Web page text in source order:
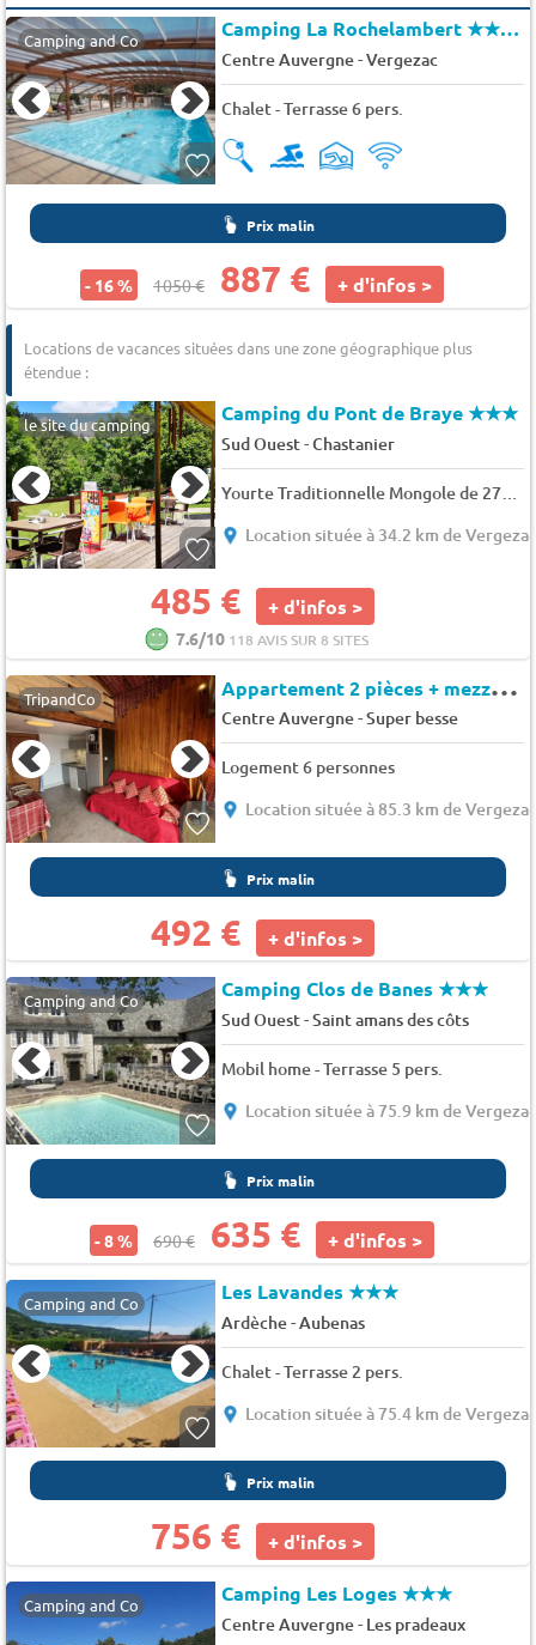
Camping and Co Camping La Rochelambert★★★★
Centre Auvergne-Vergezac
Chalet - Terrasse 6 pers.
Prix malin
- 16 % 1050 € 887 € + d'infos >
Locations de vacances situées dans une zone géographique plus
étendue :
le site du camping Camping du Pont de Braye★★★
Sud Ouest-Chastanier
Yourte Traditionnelle Mongole de 27m² + terrasse 4/5 personnes 5 pers.
Location située à 34.2 km de
485 € + d'infos >
7.6/10 118 AVIS SUR 8 SITES
TripandCo A
ppartement 2 pièces + mezzanine, à 150m des pistes - Auris en Oisans - Campanules
Centre Auvergne-Super besse
Logement 6 personnes
Location située à 85.3 km de
Prix malin
492 € + d'infos >
Camping and Co Camping Clos de Banes★★★
Sud Ouest-Saint amans des côts
Mobil home - Terrasse 5 pers.
Location située à 75.9 km de
Prix malin
- 8 % 690 € 635 € + d'infos >
Camping and Co Les Lavandes★★★
Ardèche-Aubenas
Chalet - Terrasse 2 pers.
Location située à 75.4 km de
Prix malin
756 € + d'infos >
Camping and Co Camping Les Loges★★★
Centre Auvergne- Les pradeaux